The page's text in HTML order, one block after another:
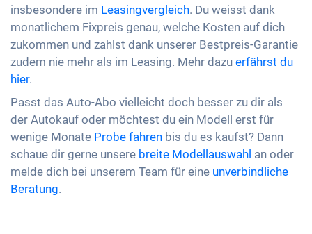
insbesondere im Leasingvergleich. Du weisst dank
monatlichem Fixpreis genau, welche Kosten auf dich
zukommen und zahlst dank unserer Bestpreis-Garantie
zudem nie mehr als im Leasing. Mehr dazu erfährst du
hier.
Passt das Auto-Abo vielleicht doch besser zu dir als
der Autokauf oder möchtest du ein Modell erst für
wenige Monate Probe fahren bis du es kaufst? Dann
schaue dir gerne unsere breite Modellauswahl an oder
melde dich bei unserem Team für eine unverbindliche
Beratung.